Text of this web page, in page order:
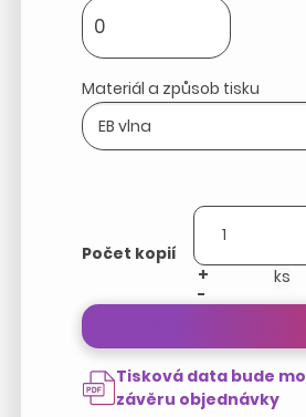
Materiál a způsob tisku
Počet kopií
+
-
Tisková data bude
závěru objednávky